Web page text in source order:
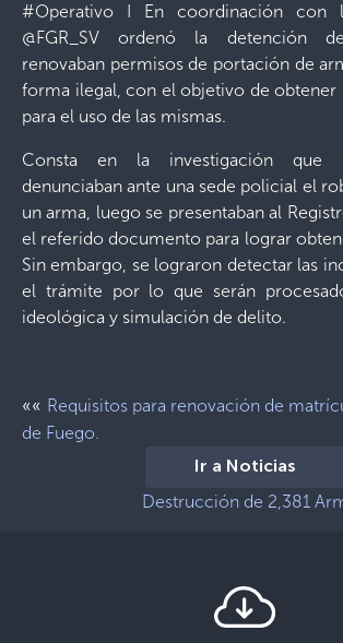
#Operativo I En coordinación con
@FGR_SV ordenó la detención
renovaban permisos de portación de
forma ilegal, con el objetivo de obtener
para el uso de las mismas.
Consta en la investigación que
denunciaban ante una sede policial el
un arma, luego se presentaban al
el referido documento para lograr
Sin embargo, se lograron detectar las
el trámite por lo que serán
ideológica y simulación de delito.
«« Requisitos para renovación de
de Fuego.
Ir a Noticias
Destrucción de 2,381